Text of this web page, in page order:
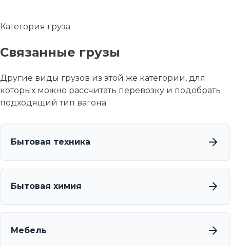
Категория груза
Связанные грузы
Другие виды грузов из этой же категории, для
которых можно рассчитать перевозку и подобрать
подходящий тип вагона.
Бытовая техника
Бытовая химия
Мебель